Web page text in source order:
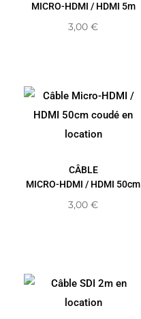
MICRO-HDMI / HDMI 5m
3,00 €
CÂBLE
MICRO-HDMI / HDMI 50cm
3,00 €